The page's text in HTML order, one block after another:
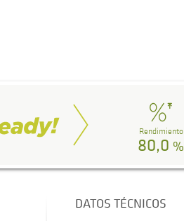
Rendimiento
80,0 %
DATOS TÉCNICOS